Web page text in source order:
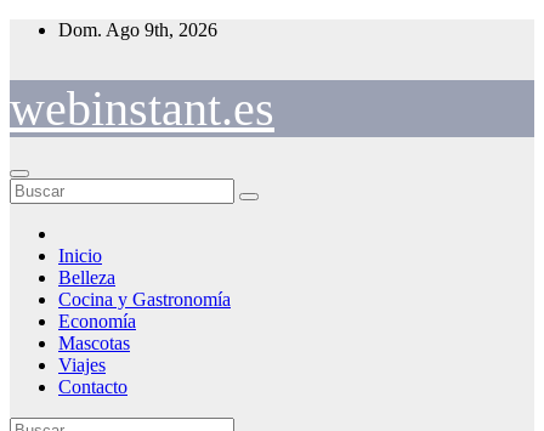
Saltar
Dom. Ago 9th, 2026
webinstant.es
Inicio
Belleza
Cocina y Gastronomía
Economía
Mascotas
Viajes
Contacto